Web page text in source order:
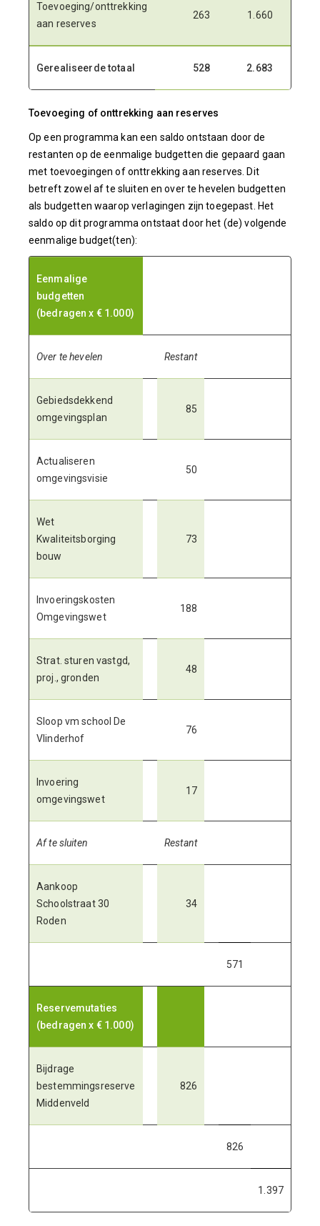
Toevoeging/onttrekking
aan reserves
263 1.660
Gerealiseerde totaal 528 2.683
Toevoeging of onttrekking aan reserves
Op een programma kan een saldo ontstaan door de
restanten op de eenmalige budgetten die gepaard gaan
met toevoegingen of onttrekking aan reserves. Dit
betreft zowel af te sluiten en over te hevelen budgetten
als budgetten waarop verlagingen zijn toegepast. Het
saldo op dit programma ontstaat door het (de) volgende
eenmalige budget(ten):
Eenmalige
budgetten
(bedragen x € 1.000)
Over te hevelen Restant
Gebiedsdekkend
omgevingsplan
85
Actualiseren
omgevingsvisie
50
Wet
Kwaliteitsborging
bouw
73
Invoeringskosten
Omgevingswet
188
Strat. sturen vastgd,
proj., gronden
48
Sloop vm school De
Vlinderhof
76
Invoering
omgevingswet
17
Af te sluiten Restant
Aankoop
Schoolstraat 30
Roden
34
571
Reservemutaties
(bedragen x € 1.000)
Bijdrage
bestemmingsreserve
Middenveld
826
826
1.397